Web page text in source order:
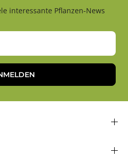
interessante Pflanzen-News